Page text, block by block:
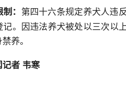
： 第四十六条规定养犬人违
。因违法养犬被处以三次以
养。
者 韦寒